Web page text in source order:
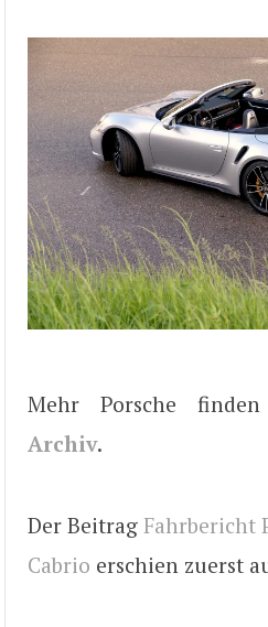
Mehr Porsche
Archiv.
Der Beitrag Fahrbericht
Cabrio erschien zuerst